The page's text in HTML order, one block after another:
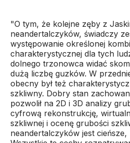
"O tym, że kolejne zęby z
neandertalczyków, świadczy
występowanie określonej
charakterystycznej dla tych
dolnego trzonowca widać
dużą liczbę guzków. W
obecny był też
szkliwny. Dobry stan
pozwolił na 2D i 3D analizy
cyfrową rekonstrukcję,
szkliwnej i ocenę grubości
neandertalczyków jest cieńsze,